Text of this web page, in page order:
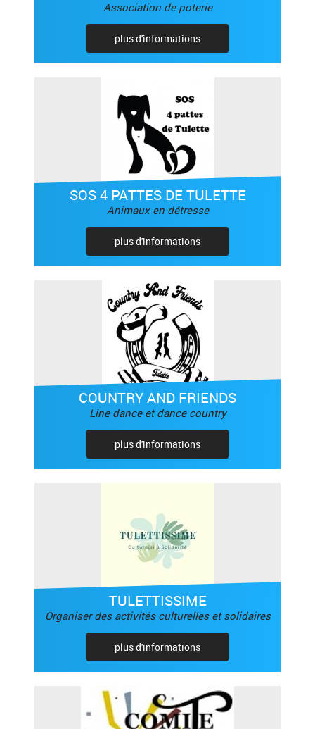
Association de poterie
plus d'informations
SOS 4 PATTES DE TULETTE
Animaux en détresse
plus d'informations
COUNTRY AND FRIENDS
Line dance et dance country
plus d'informations
TULETTISSIME
Organiser des activités culturelles et solidaires
plus d'informations